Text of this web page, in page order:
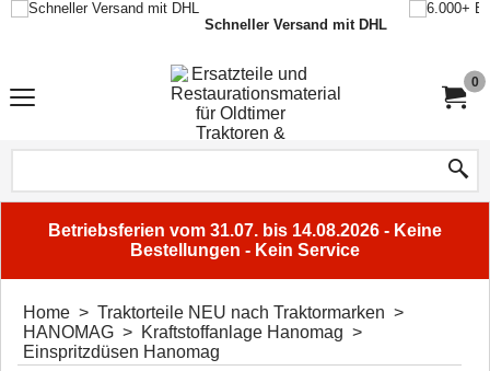
Schneller Versand mit DHL
0
Betriebsferien vom 31.07. bis 14.08.2026 - Keine
Bestellungen - Kein Service
Home > Traktorteile NEU nach Traktormarken >
HANOMAG > Kraftstoffanlage Hanomag >
Einspritzdüsen Hanomag